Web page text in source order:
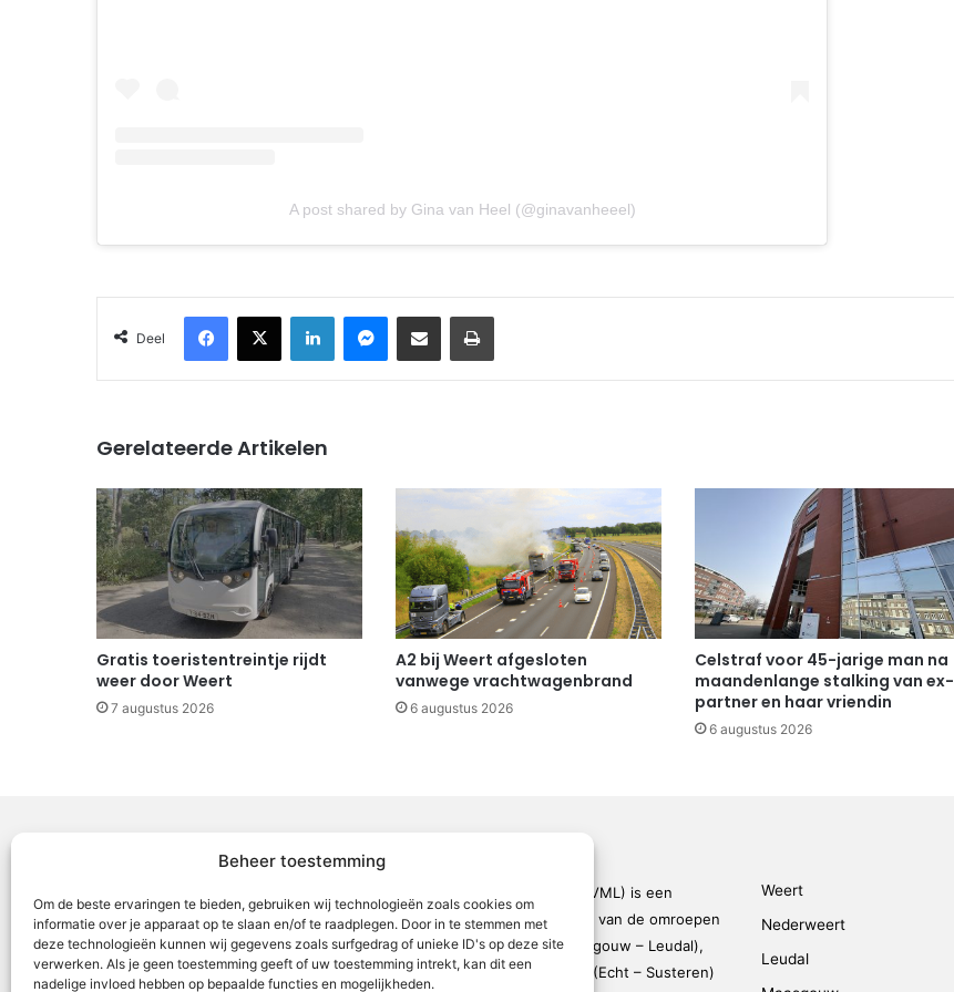
Beheer toestemming
Om de beste ervaringen te bieden, gebruiken wij technologieën zoals cookies om
informatie over je apparaat op te slaan en/of te raadplegen. Door in te stemmen met
deze technologieën kunnen wij gegevens zoals surfgedrag of unieke ID's op deze site
verwerken. Als je geen toestemming geeft of uw toestemming intrekt, kan dit een
nadelige invloed hebben op bepaalde functies en mogelijkheden.
A post shared by Gina van Heel (@ginavanheeel)
Deel
Facebook
X LinkedInMessenger
Deel via Email Print
Gerelateerde Artikelen
Gratis toeristentreintje rijdt
weer door Weert
7 augustus 2026
A2 bij Weert afgesloten
vanwege vrachtwagenbrand
6 augustus 2026
Celstraf voor 45-jarige man na
maandenlange stalking van ex-
partner en haar vriendin
6 augustus 2026
Voor Midden-Limburg (VML) is een
samenwerkingsverband van de omroepen
ML5 (Roermond – Maasgouw – Leudal),
OR6 (Roerdalen), SOL2 (Echt – Susteren)
Weert
Nederweert
Leudal